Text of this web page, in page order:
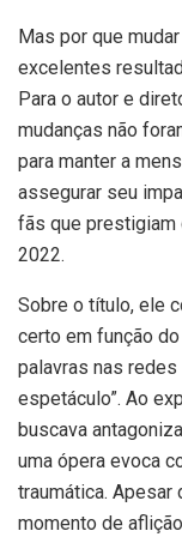
Mas por que
excelentes
Para o autor e
mudanças não
para manter a
assegurar seu
fãs que prestigiam
2022.
Sobre o título, ele
certo em função
palavras nas
espetáculo”. Ao
buscava
uma ópera evoca
traumática. Apesar
momento de